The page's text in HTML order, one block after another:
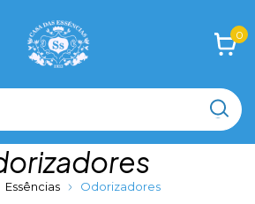
0
Essências Odorizadores